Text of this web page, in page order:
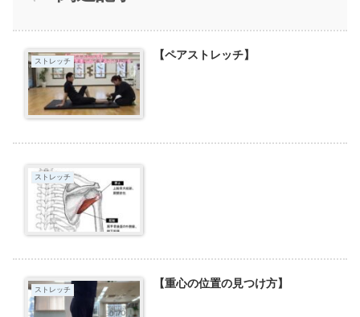
ストレッチ 【ペアストレッチ】
ストレッチ
ストレッチ 【重心の位置の見つけ方】